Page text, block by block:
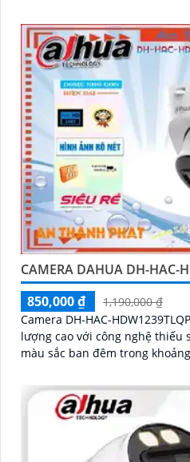
CAMERA DAHUA DH-HAC-
850,000 ₫
1,190,000 ₫
Camera DH-HAC-
lượng cao với công nghệ thiếu
màu sắc ban đêm trong